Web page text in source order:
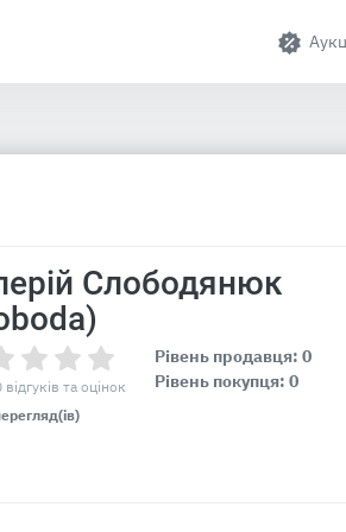
Слободянюк
та оцінок
Рівень продавця: 0
Рівень покупця: 0